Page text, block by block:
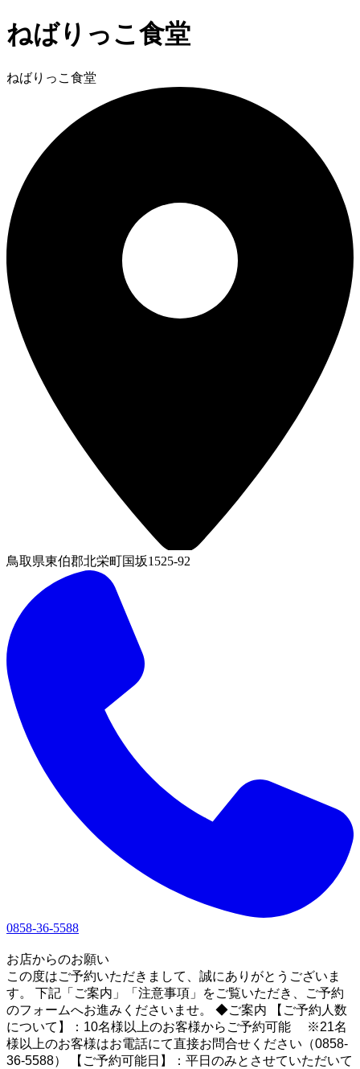
ねばりっこ食堂
ねばりっこ食堂
鳥取県東伯郡北栄町国坂1525-92
0858-36-5588
お店からのお願い
この度はご予約いただきまして、誠にありがとうございま
す。 下記「ご案内」「注意事項」をご覧いただき、ご予約
のフォームへお進みくださいませ。 ◆ご案内 【ご予約人数
について】：10名様以上のお客様からご予約可能 ※21名
様以上のお客様はお電話にて直接お問合せください（0858-
36-5588） 【ご予約可能日】：平日のみとさせていただいて